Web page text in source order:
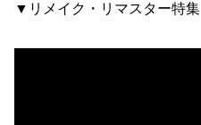
▼リメイク・リマスター特集